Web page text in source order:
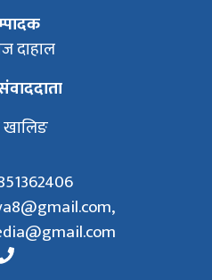
दाहाल
खालिङ
,